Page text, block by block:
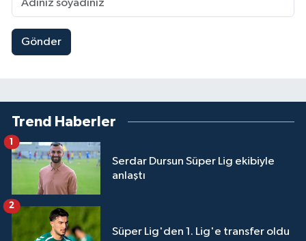
Gönder
Trend Haberler
Serdar Dursun Süper Lig ekibiyle
anlaştı
1
Süper Lig'den 1. Lig'e transfer oldu
2